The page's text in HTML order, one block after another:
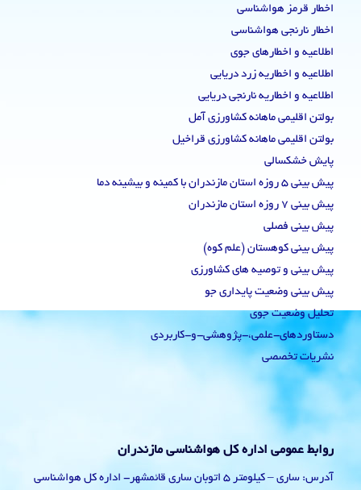
اخطار قرمز هواشناسی
اخطار نارنجی هواشناسی
اطلاعیه و اخطارهای جوی
اطلاعیه و اخطاریه زرد دریایی
اطلاعیه و اخطاریه نارنجی دریایی
بولتن اقلیمی ماهانه کشاورزی آمل
بولتن اقلیمی ماهانه کشاورزی قراخیل
پایش خشکسالی
پیش بینی 5 روزه استان مازندران با کمینه و بیشینه دما
پیش بینی 7 روزه استان مازندران
پیش بینی فصلی
پیش بینی کوهستان (علم کوه)
پیش بینی و توصیه های کشاورزی
پیش بینی وضعیت پایداری جو
تحلیل وضعیت جوی
دستاوردهای-علمی،-پژوهشی-و-کاربردی
نشریات تخصصی
روابط عمومی اداره کل هواشناسی مازندران
آدرس: ساری – کیلومتر 5 اتوبان ساری قائمشهر- اداره کل هواشناسی